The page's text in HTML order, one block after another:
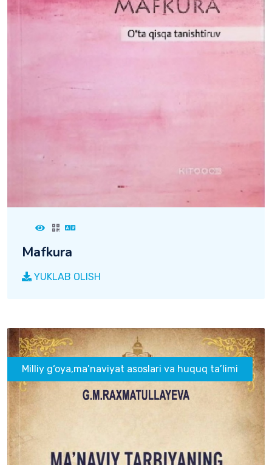
Mafkura
YUKLAB OLISH
Milliy g‘oya,ma’naviyat asoslari va huquq ta’limi